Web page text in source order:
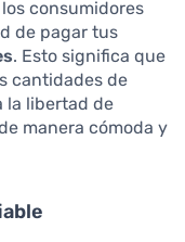
consumidores
de pagar tus
. Esto significa que
cantidades de
la libertad de
manera cómoda y